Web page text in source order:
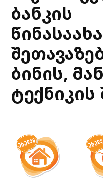
ბანკის
ბინის,
ტექნიკის